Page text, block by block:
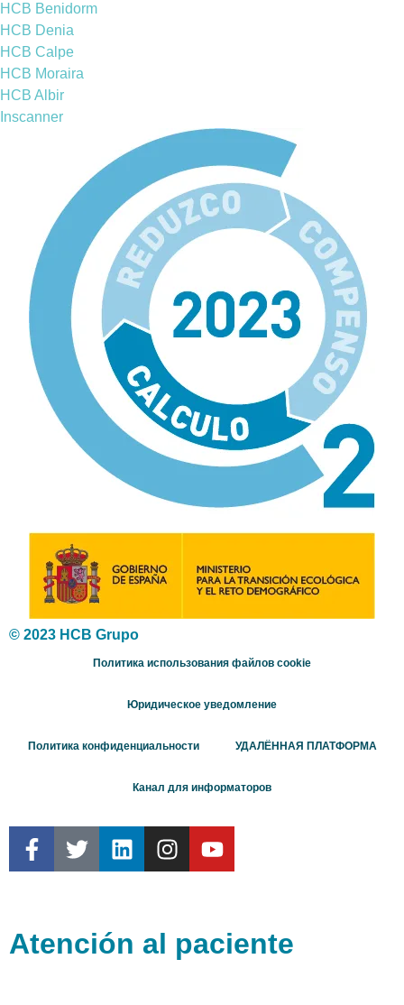
HCB Benidorm
HCB Denia
HCB Calpe
HCB Moraira
HCB Albir
Inscanner
© 2023 HCB Grupo
Политика использования файлов cookie
Юридическое уведомление
Политика конфиденциальности УДАЛЁННАЯ ПЛАТФОРМА
Канал для информаторов
Atención al paciente